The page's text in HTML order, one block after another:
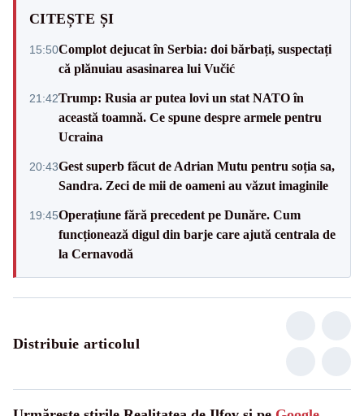
CITEȘTE ȘI
15:50Complot dejucat în Serbia: doi bărbați, suspectați
că plănuiau asasinarea lui Vučić
21:42Trump: Rusia ar putea lovi un stat NATO în
această toamnă. Ce spune despre armele pentru
Ucraina
20:43Gest superb făcut de Adrian Mutu pentru soția sa,
Sandra. Zeci de mii de oameni au văzut imaginile
19:45Operațiune fără precedent pe Dunăre. Cum
funcționează digul din barje care ajută centrala de
la Cernavodă
Distribuie articolul